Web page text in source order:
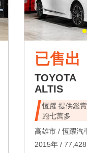
已售出
TOYOTA
ALTIS
恆躍 提供鑑
跑七萬多
高雄市 /恆躍汽
2015年 /